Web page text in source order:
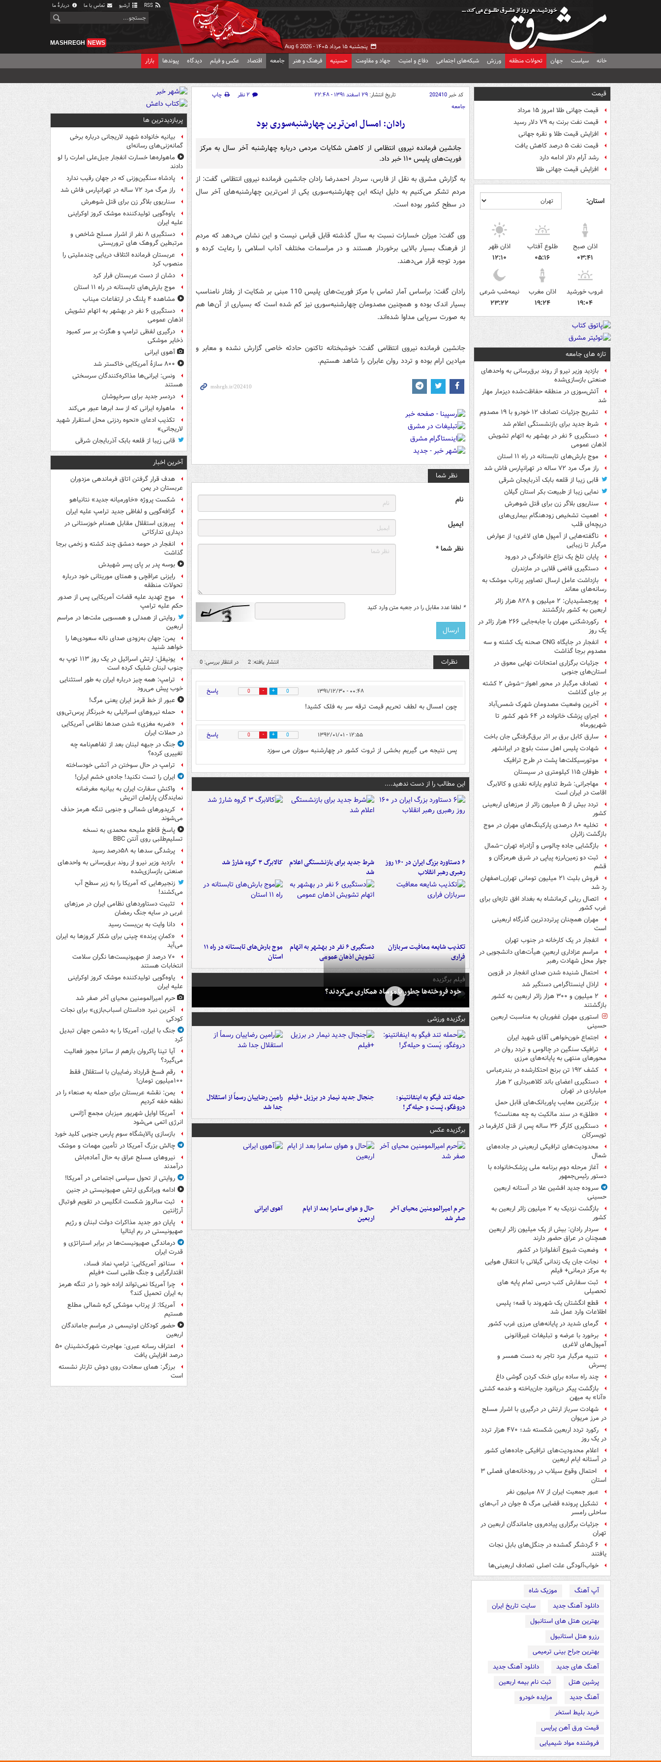
آرشیو تماس با ما دربارهٔ ما
پنجشنبه ۱۵ مرداد ۱۴۰۵ - Aug 6 2026
MASHREGH NEWS
خانه سیاست جهان تحولات منطقه ورزش شبکه‌های اجتماعی دفاع و امنیت جهاد و مقاومت حسینیه فرهنگ و هنر جامعه اقتصاد عکس و فیلم دیدگاه پیوندها بازار
قیمت
قیمت جهانی طلا امروز ۱۵ مرداد
قیمت نفت برنت به ۷۹ دلار رسید
افزایش قیمت طلا و نقره جهانی
قیمت نفت ۵ درصد کاهش یافت
رشد آرام دلار ادامه دارد
افزایش قیمت جهانی طلا
استان:
اذان صبح
۰۳:۴۱
طلوع آفتاب
۰۵:۱۶
اذان ظهر
۱۲:۱۰
غروب خورشید
۱۹:۰۴
اذان مغرب
۱۹:۲۴
نیمه‌شب شرعی
۲۳:۲۲
تازه های جامعه
بازدید وزیر نیرو از روند برق‌رسانی به واحدهای
صنعتی بازسازی‌شده
آتش‌سوزی در منطقه حفاظت‌شده دیزمار مهار
شد
تشریح جزئیات تصادف ۱۲ خودرو با ۱۹ مصدوم
شرط جدید برای بازنشستگی اعلام شد
دستگیری ۶ نفر در بهشهر به اتهام تشویش
اذهان عمومی
موج بارش‌های تابستانه در راه ۱۱ استان
راز مرگ مرد ۷۲ ساله در تهرانپارس فاش شد
قابی زیبا از قلعه بابک آذربایجان شرقی
نمایی زیبا از طبیعت بکر استان گیلان
سناریوی بلاگر زن برای قتل شوهرش
اهمیت تشخیص زودهنگام بیماری‌های
دریچه‌ای قلب
ناگفته‌هایی از آمپول های لاغری؛ از عوارض
مرگبار تا زیبایی
پایان تلخ یک نزاع خانوادگی در دورود
دستگیری قاضی قلابی در مازندران
بازداشت عامل ارسال تصاویر پرتاب موشک به
رسانه‌های معاند
پورجمشیدیان: ۲ میلیون و ۸۲۸ هزار زائر
اربعین به کشور بازگشتند
رکوردشکنی مهران با جابه‌جایی ۲۶۶ هزار زائر در
یک روز
انفجار در جایگاه CNG صحنه یک کشته و سه
مصدوم برجا گذاشت
جزئیات برگزاری امتحانات نهایی معوق در
استان‌های جنوبی
تصادف مرگبار در محور اهواز–شوش ۲ کشته
بر جای گذاشت
آخرین وضعیت مصدومان شهرک شمس‌آباد
اجرای پزشک خانواده در ۶۴ شهر کشور تا
شهریورماه
سارق کابل برق بر اثر برق‌گرفتگی جان باخت
شهادت پلیس اهل سنت بلوچ در ایرانشهر
موتورسیکلت‌ها پشت درِ طرح ترافیک
طوفان ۱۱۵ کیلومتری در سیستان
مهاجرانی: شرط تداوم یارانه نقدی و کالابرگ
اقامت در ایران است
تردد بیش از ۵ میلیون زائر از مرزهای اربعینی
کشور
تخلیه ۸۰ درصدی پارکینگ‌های مهران در موج
بازگشت زائران
بازگشایی جاده چالوس و آزادراه تهران–شمال
ثبت دو زمین‌لرزه پیاپی در شرق هرمزگان و
قشم
فروش بلیت ۲۱ میلیون تومانی تهران_اصفهان
رد شد
اتصال ریلی کرمانشاه به بغداد افق تازه‌ای برای
غرب کشور
مهران همچنان پرترددترین گذرگاه اربعینی
است
انفجار در یک کارخانه در جنوب تهران
مراسم عزاداری اربعینِ هیأت‌های دانشجویی در
جوار محل شهادت رهبر
احتمال شنیده شدن صدای انفجار در قزوین
اراذل اینستاگرامی دستگیر شد
۲ میلیون و ۳۰۰ هزار زائر اربعین به کشور
بازگشتند
استوری مهران غفوریان به مناسبت اربعین
حسینی
اجتماع خون‌خواهی آقای شهید ایران
ترافیک سنگین در چالوس و تردد روان در
محورهای منتهی به پایانه‌های مرزی
کشف ۱۹۲ تن برنج احتکارشده در بندرعباس
دستگیری اعضای باند کلاهبرداری ۲ هزار
میلیاردی در تهران
بزرگترین معایب پاوربانک‌های قابل حمل
«طلق» در سند مالکیت به چه معناست؟
دستگیری کارگر ۳۶ ساله پس از قتل کارفرما در
تویسرکان
محدودیت‌های ترافیکی اربعینی در جاده‌های
شمال‌
آغاز مرحله دوم برنامه ملی پزشک‌خانواده با
دستور رئیس‌جمهور
سروده جدید افشین علا در آستانه اربعین
حسینی
بازگشت نزدیک به ۲ میلیون زائر اربعین به
کشور
سردار رادان: بیش از یک میلیون زائر اربعین
همچنان در عراق حضور دارند
وضعیت شیوع آنفلوانزا در کشور
نجات جان یک زندانی گیلانی با انتقال هوایی
به مرکز درمانی+ فیلم
ثبت سفارش کتب درسی تمام پایه های
تحصیلی
قطع انگشتان یک شهروند با قمه؛ پلیس
اطلاعات وارد عمل شد
گرمای شدید در پایانه‌های مرزی غرب کشور
برخورد با عرضه و تبلیغات غیرقانونی
آمپول‌های لاغری
تنبیه مرگبار مرد تاجر به دست همسر و
پسرش
چند راه‌ ساده برای خنک کردن گوشی داغ
بازگشت پیکر دریانورد جان‌باخته و خدمه کشتی
«آنا» به میهن
شهادت سرباز ارتش در درگیری با اشرار مسلح
در مرز مریوان
رکورد تردد اربعین شکسته شد؛ ۴۷۰ هزار تردد
در یک روز
اعلام محدودیت‌های ترافیکی جاده‌های کشور
در آستانه ایام اربعین
احتمال وقوع سیلاب در رودخانه‌های فصلی ۳
استان
عبور جمعیت ایران از ۸۷ میلیون نفر
تشکیل پرونده قضایی مرگ ۵ جوان در آب‌های
ساحلی رامسر
جزئیات برگزاری پیاده‌روی جاماندگان اربعین در
تهران
۶ گردشگر گمشده در جنگل‌های بابل نجات
یافتند
خواب‌آلودگی علت اصلی تصادف اربعینی‌ها
آپ آهنگ
موزیک شاه
دانلود آهنگ جدید
سایت تاریخ ایران
بهترین هتل های استانبول
رزرو هتل استانبول
بهترین جراح بینی ترمیمی
آهنگ های جدید
دانلود آهنگ جدید
پرشین هتل
ثبت نام بیمه اربعین
آهنگ جدید
مزایده خودرو
خرید بلیط استخر
قیمت ورق آهن پرایس
فروشنده مواد شیمیایی
کد خبر202410 تاریخ انتشار: ۲۹ اسفند ۱۳۹۱ - ۲۲:۴۸ ۲ نظر
چاپ
جامعه
رادان: امسال امن‌ترین چهارشنبه‌سوری بود
جانشین فرمانده نیروی انتظامی از کاهش شکایات مردمی درباره چهارشنبه آخر سال به مرکز
فوریت‌های پلیس ۱۱۰ خبر داد.
به گزارش مشرق به نقل از فارس، سردار احمدرضا رادان جانشین فرمانده نیروی انتظامی گفت: از
مردم تشکر می‌کنیم به دلیل اینکه این چهارشنبه‌سوری یکی از امن‌ترین چهارشنبه‌های آخر سال
در سطح کشور بوده است.
وی گفت: میزان خسارات نسبت به سال گذشته قابل قیاس نیست و این نشان می‌دهد که مردم
از فرهنگ بسیار بالایی برخوردار هستند و در مراسمات مختلف آداب اسلامی را رعایت کرده و
مورد توجه قرار می‌دهند.
رادان گفت: براساس آمار تماس با مرکز فوریت‌های پلیس 110 مبنی بر شکایت از رفتار نامناسب
بسیار اندک بوده و همچنین مصدومان چهارشنبه‌سوری نیز کم شده است که بسیاری از آن‌ها هم
به صورت سرپایی مداوا شده‌اند.
جانشین فرمانده نیروی انتظامی گفت:‌ خوشبختانه تاکنون حادثه خاصی گزارش نشده و معابر و
میادین ارام بوده و تردد روان عابران را شاهد هستیم.
نظر شما
نام
ایمیل
نظر شما *
* لطفا عدد مقابل را در جعبه متن وارد کنید
نظرات انتشار یافته: 2 در انتظار بررسی: 0
۰۰:۴۸ - ۱۳۹۱/۱۲/۳۰ 0
0 پاسخ
چون امسال به لطف تحریم قیمت ترقه سر به فلک کشید!
۱۲:۵۵ - ۱۳۹۲/۰۱/۰۱ 0
0 پاسخ
پس نتیجه می گیریم بخشی از ثروت کشور در چهارشنبه سوزان می سوزد
این مطالب را از دست ندهید....
۶ دستاورد بزرگ ایران در ۱۶۰ روز
رهبری رهبر انقلاب
شرط جدید برای بازنشستگی اعلام
شد
کالابرگ ۳ گروه شارژ شد
تکذیب شایعه معافیت سربازان
فراری
دستگیری ۶ نفر در بهشهر به اتهام
تشویش اذهان عمومی
موج بارش‌های تابستانه در راه ۱۱
استان
فیلم برگزیده
خود فروخته‌ها چطور با موساد همکاری می‌کردند؟
برگزیده ورزشی
حمله تند فیگو به اینفانتینو:
دروغگو، پَست‌ و حیله‌گر!
جنجال جدید نیمار در برزیل +فیلم رامین رضاییان رسماً از استقلال
جدا شد
برگزیده عکس
حرم امیرالمومنین محیای آخر
صفر شد
حال و هوای سامرا بعد از ایام
اربعین
آهوی ایرانی
پربازدیدترین ها
بیانیه خانواده شهید لاریجانی درباره برخی
گمانه‌زنی‌های رسانه‌ای
ماهواره‌ها خسارت انفجار جبل‌علی امارت را لو
دادند
پادشاه سنگین‌وزنی که در جهان رقیب ندارد
راز مرگ مرد ۷۲ ساله در تهرانپارس فاش شد
سناریوی بلاگر زن برای قتل شوهرش
یاوه‌گویی تولیدکننده موشک کروز اوکراینی
علیه ایران
دستگیری ۸ نفر از اشرار مسلح شاخص و
مرتبطین گروهک های تروریستی
عربستان فرمانده ائتلاف دریایی چندملیتی را
منصوب کرد
دشان از دست عربستان فرار کرد
موج بارش‌های تابستانه در راه ۱۱ استان
مشاهده ۴ پلنگ در ارتفاعات میناب
دستگیری ۶ نفر در بهشهر به اتهام تشویش
اذهان عمومی
درگیری لفظی ترامپ و هگزث بر سر کمبود
ذخایر موشکی
آهوی ایرانی
۸۰۰ سازۀ آمریکایی خاکستر شد
ونس: ایرانی‌ها مذاکره‌کنندگان سرسختی
هستند
دردسر جدید برای سرخپوشان
ماهواره ایرانی که از سد ابرها عبور می‌کند
تکذیب ادعای «نحوه ردزنی محل استقرار شهید
لاریجانی»
قابی زیبا از قلعه بابک آذربایجان شرقی
آخرین اخبار
هدف قرار گرفتن اتاق‌ فرماندهی مزدوران
عربستان در یمن
شکست پروژه «خاورمیانه جدید» نتانیاهو
گزافه‌گویی و لفاظی جدید ترامپ علیه ایران
پیروزی استقلال مقابل همنام خوزستانی در
دیداری تدارکاتی
انفجار در حومه دمشق چند کشته و زخمی برجا
گذاشت
بوسه‌ پدر بر پای پسر شهیدش
رایزنی عراقچی و همتای موریتانی خود درباره
تحولات منطقه
موج تهدید علیه قضات آمریکایی پس از صدور
حکم علیه ترامپ
روایتی از همدلی و همسویی ملت‌ها در مراسم
اربعین
یمن: جهان به‌زودی صدای ناله سعودی‌ها را
خواهد شنید
یونیفل: ارتش اسرائیل در یک روز ۱۱۳ توپ به
جنوب لبنان شلیک کرده است
ترامپ: همه چیز درباره ایران به طور استثنایی
خوب پیش می‌رود
عبور از خط قرمز ایران یعنی مرگ!
حمله نیروهای اسرائیلی به خبرنگار پرس‌تی‌وی
«ضربه مغزی» شدن صدها نظامی آمریکایی
در حملات ایران
جنگ در جبهه لبنان بعد از تفاهم‌نامه چه
تغییری کرده؟
ترامپ در حال سوختن در آتشی خودساخته
ایران را تست نکنید! جاده‌ی خشم ایران!
واکنش سفارت ایران به بیانیه مغرضانه
نمایندگان پارلمان اتریش
کریدورهای شمالی و جنوبی تنگه هرمز حذف
می‌شوند
پاسخ قاطع ملیحه محمدی به نسخه
تسلیم‌طلبی روی آنتن BBC
پرشدگی سدها به ۵۸درصد رسید
بازدید وزیر نیرو از روند برق‌رسانی به واحدهای
صنعتی بازسازی‌شده
زنجیرهایی که آمریکا را به زیر سطح آب
می‌کشند!
تثبیت دستاوردهای نظامی ایران در مرزهای
غربی در سایه جنگ رمضان
دانا وایت به بن‌بست رسید
«کمانِ پرنده» چینی برای شکار کروزها به ایران
می‌آید
۷۰ درصد از صهیونیست‌ها نگران سلامت
انتخابات هستند
یاوه‌گویی تولیدکننده موشک کروز اوکراینی
علیه ایران
حرم امیرالمومنین محیای آخر صفر شد
آخرین نبرد «داستان اسباب‌بازی» برای نجات
کودکی
جنگ با ایران، آمریکا را به دشمن جهان تبدیل
کرد
آیا تینا پاکروان بازهم از ساترا مجوز فعالیت
می‌گیرد؟
رقم فسخ قرارداد رضاییان با استقلال فقط
۱۰۰میلیون تومان!
یمن: نقشه عربستان برای حمله به صنعاء را در
نطفه خفه کردیم
آمریکا اوایل شهریور میزبان مجمع آژانس
انرژی اتمی می‌شود
بازسازی پالایشگاه سوم پارس جنوبی کلید خورد
چالش بزرگ آمریکا در تأمین مهمات و موشک
نیروهای مسلح عراق به حال آماده‌باش
درآمدند
روایتی از تحول سیاسی اجتماعی در آمریکا!
ادامه ویرانگری ارتش صهیونیستی در جنین
ثبت سالروز شکست انگلیس در تقویم فوتبال
آرژانتین
پایان دور جدید مذاکرات دولت لبنان و رژیم
صهیونیستی در رم ایتالیا
درماندگی صهیونیست‌ها در برابر استراتژی و
قدرت ایران
سناتور آمریکایی: ترامپ نماد فساد،
اقتدارگرایی و جنگ طلبی است +فیلم
چرا آمریکا نمی‌تواند اراده خود را در تنگه هرمز
به ایران تحمیل کند؟
آمریکا: از پرتاب موشکی کره شمالی مطلع
هستیم
حضور کودکان اوتیسمی در مراسم جاماندگان
اربعین
اعتراف رسانه عبری: مهاجرت شهرک‌نشینان ۵۰
درصد افزایش یافت
برزگر: همای سعادت روی دوش تارتار نشسته
است